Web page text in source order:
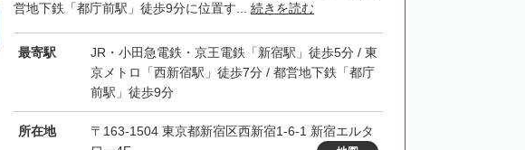
営地下鉄「都庁前駅」徒歩9分に位置す... 続きを読む
最寄駅
JR・小田急電鉄・京王電鉄「新宿駅」徒歩5分 / 東
京メトロ「西新宿駅」徒歩7分 / 都営地下鉄「都庁
前駅」徒歩9分
所在地
〒163-1504 東京都新宿区西新宿1-6-1 新宿エルタ